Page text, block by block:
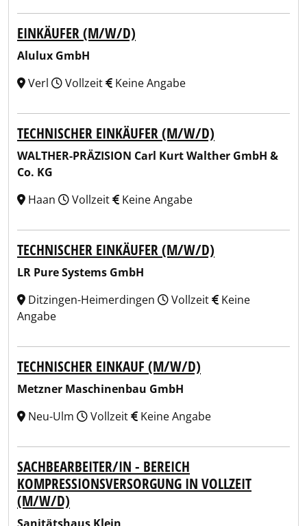
EINKÄUFER (M/W/D)
Alulux GmbH
Verl
Vollzeit Keine Angabe
TECHNISCHER EINKÄUFER (M/W/D)
WALTHER-PRÄZISION Carl Kurt Walther GmbH &
Co. KG
Haan
Vollzeit Keine Angabe
TECHNISCHER EINKÄUFER (M/W/D)
LR Pure Systems GmbH
Ditzingen-Heimerdingen
Vollzeit
Keine
Angabe
TECHNISCHER EINKAUF (M/W/D)
Metzner Maschinenbau GmbH
Neu-Ulm
Vollzeit Keine Angabe
SACHBEARBEITER/IN - BEREICH
KOMPRESSIONSVERSORGUNG IN VOLLZEIT
(M/W/D)